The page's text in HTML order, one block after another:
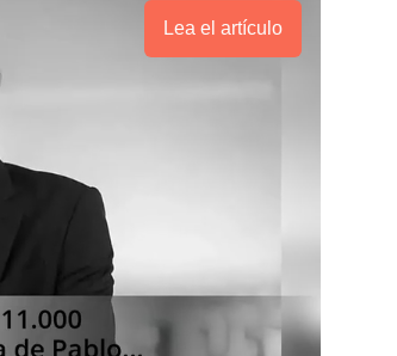
Lea el artículo